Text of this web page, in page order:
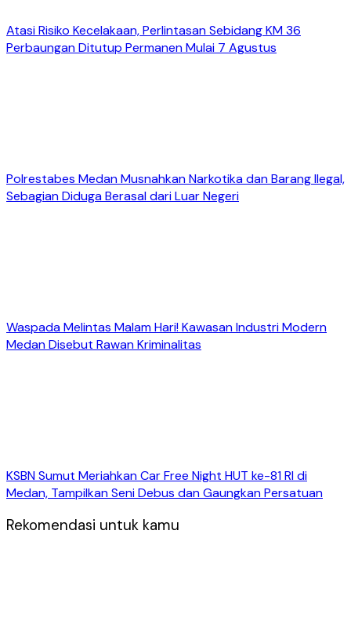
Atasi Risiko Kecelakaan, Perlintasan Sebidang KM 36
Perbaungan Ditutup Permanen Mulai 7 Agustus
Polrestabes Medan Musnahkan Narkotika dan Barang Ilegal,
Sebagian Diduga Berasal dari Luar Negeri
Waspada Melintas Malam Hari! Kawasan Industri Modern
Medan Disebut Rawan Kriminalitas
KSBN Sumut Meriahkan Car Free Night HUT ke-81 RI di
Medan, Tampilkan Seni Debus dan Gaungkan Persatuan
Rekomendasi untuk kamu